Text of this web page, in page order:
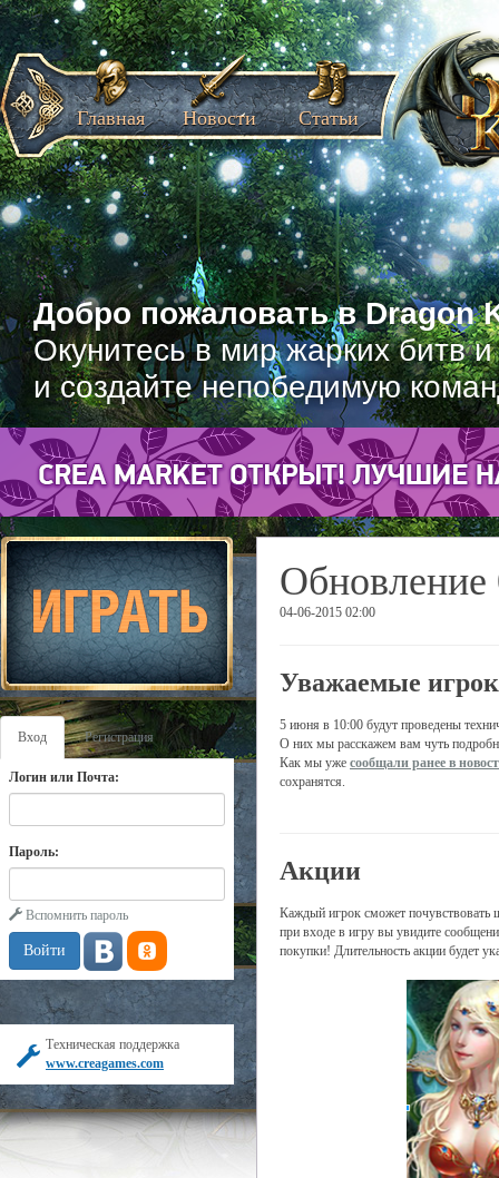
Добро пожаловать в Dragon
Окунитесь в мир жарких битв
и создайте непобедимую
Главная Новости Статьи
Вход Регистрация
Логин или Почта:
Пароль:
Вспомнить пароль
Техническая поддержка
www.creagames.com
Обновление
04-06-2015 02:00
Уважаемые
5 июня в 10:00 будут проведены
О них мы расскажем вам чуть
Как мы уже сообщали ранее в
сохранятся.
Акции
Каждый игрок сможет почувствовать
при входе в игру вы увидите
покупки! Длительность акции будет